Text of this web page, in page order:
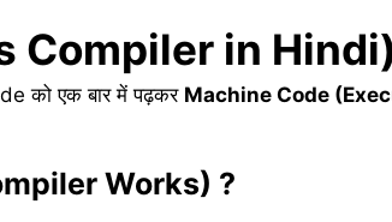
Compiler in Hindi)
को एक बार में पढ़कर Machine Code
Works) ?